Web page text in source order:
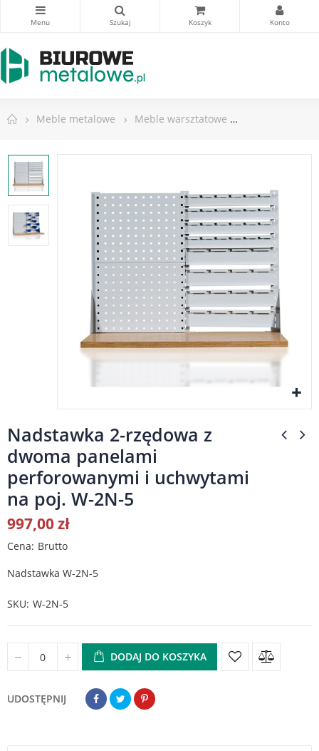
Meble metalowe Meble warsztatowe
Nadstawka 2-rzędowa z
dwoma panelami
perforowanymi i uchwytami
na poj. W-2N-5
997,00 zł
Cena Brutto
Nadstawka W-2N-5
SKU W-2N-5
DODAJ DO KOSZYKA
UDOSTĘPNIJ